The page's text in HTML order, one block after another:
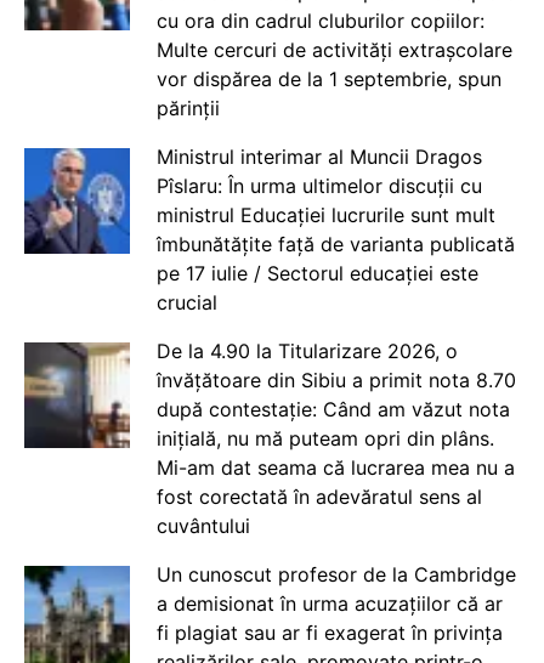
cu ora din cadrul cluburilor copiilor:
Multe cercuri de activități extrașcolare
vor dispărea de la 1 septembrie, spun
părinții
Ministrul interimar al Muncii Dragos
Pîslaru: În urma ultimelor discuții cu
ministrul Educației lucrurile sunt mult
îmbunătățite față de varianta publicată
pe 17 iulie / Sectorul educației este
crucial
De la 4.90 la Titularizare 2026, o
învățătoare din Sibiu a primit nota 8.70
după contestație: Când am văzut nota
inițială, nu mă puteam opri din plâns.
Mi-am dat seama că lucrarea mea nu a
fost corectată în adevăratul sens al
cuvântului
Un cunoscut profesor de la Cambridge
a demisionat în urma acuzațiilor că ar
fi plagiat sau ar fi exagerat în privința